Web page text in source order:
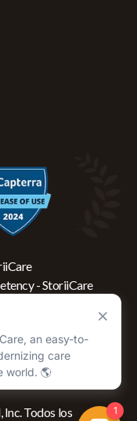
Todos los